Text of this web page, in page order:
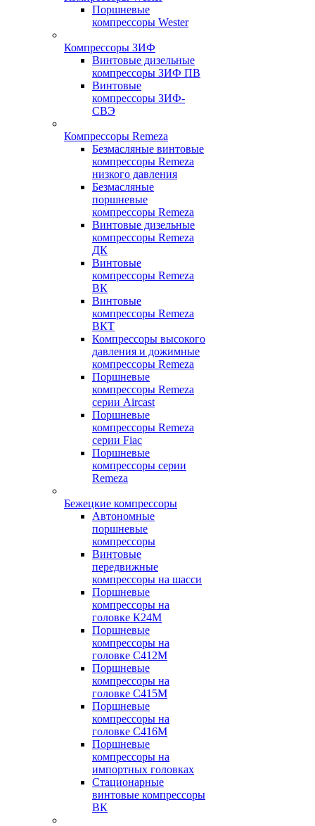
Поршневые
компрессоры Wester
Компрессоры ЗИФ
Винтовые дизельные
компрессоры ЗИФ ПВ
Винтовые
компрессоры ЗИФ-
СВЭ
Компрессоры Remeza
Безмасляные винтовые
компрессоры Remeza
низкого давления
Безмасляные
поршневые
компрессоры Remeza
Винтовые дизельные
компрессоры Remeza
ДК
Винтовые
компрессоры Remeza
ВК
Винтовые
компрессоры Remeza
ВКТ
Компрессоры высокого
давления и дожимные
компрессоры Remeza
Поршневые
компрессоры Remeza
серии Aircast
Поршневые
компрессоры Remeza
серии Fiac
Поршневые
компрессоры серии
Remeza
Бежецкие компрессоры
Автономные
поршневые
компрессоры
Винтовые
передвижные
компрессоры на шасси
Поршневые
компрессоры на
головке К24М
Поршневые
компрессоры на
головке С412М
Поршневые
компрессоры на
головке С415М
Поршневые
компрессоры на
головке С416М
Поршневые
компрессоры на
импортных головках
Стационарные
винтовые компрессоры
ВК